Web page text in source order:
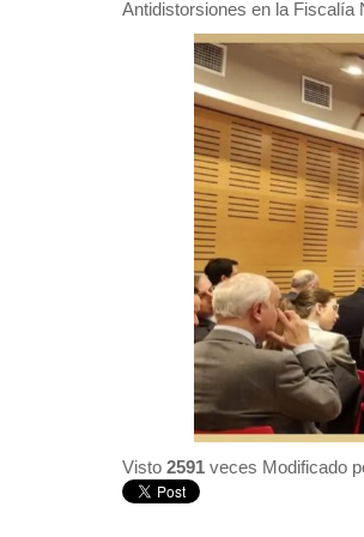
Antidistorsiones en la Fiscalía
Visto 2591 veces Modificado